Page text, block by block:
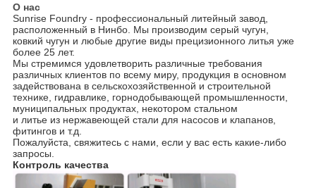
О нас
Sunrise Foundry - профессиональный литейный завод,
расположенный в Нинбо. Мы производим серый чугун,
ковкий чугун и любые другие виды прецизионного литья уже
более 25 лет.
Мы стремимся удовлетворить различные требования
различных клиентов по всему миру, продукция в основном
задействована в сельскохозяйственной и строительной
технике, гидравлике, горнодобывающей промышленности,
муниципальных продуктах, некотором стальном
и литье из нержавеющей стали для насосов и клапанов,
фитингов и т.д.
Пожалуйста, свяжитесь с нами, если у вас есть какие-либо
запросы.
Контроль качества